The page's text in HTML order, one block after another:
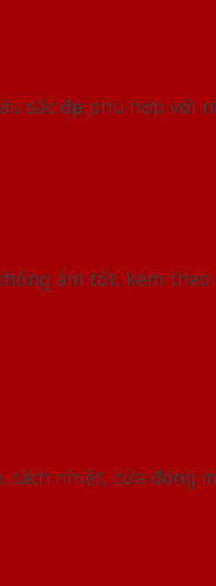
sắc đẹp phù hợp với
ẩm tốt, kèm
cách nhiệt, cửa